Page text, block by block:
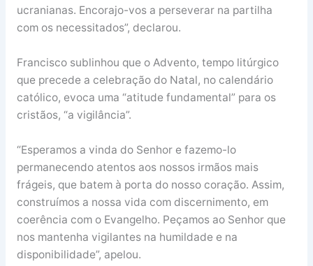
ucranianas. Encorajo-vos a perseverar na partilha
com os necessitados”, declarou.
Francisco sublinhou que o Advento, tempo litúrgico
que precede a celebração do Natal, no calendário
católico, evoca uma “atitude fundamental” para os
cristãos, “a vigilância”.
“Esperamos a vinda do Senhor e fazemo-lo
permanecendo atentos aos nossos irmãos mais
frágeis, que batem à porta do nosso coração. Assim,
construímos a nossa vida com discernimento, em
coerência com o Evangelho. Peçamos ao Senhor que
nos mantenha vigilantes na humildade e na
disponibilidade”, apelou.